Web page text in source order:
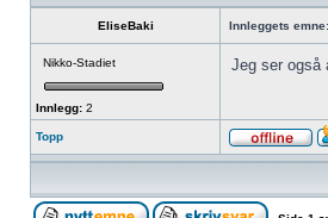
EliseBaki Innleggets emne:
Nikko-Stadiet
Innlegg: 2
Jeg ser også
Topp